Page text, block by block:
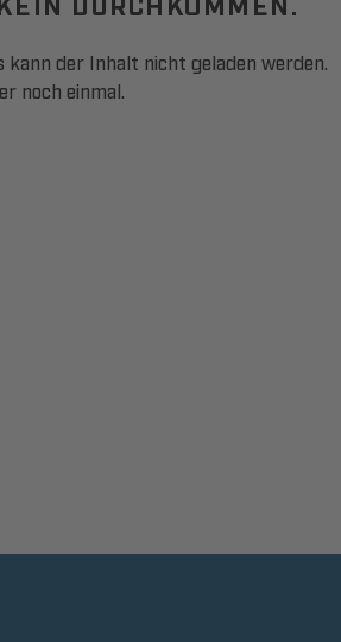
kann der Inhalt nicht geladen werden.
noch einmal.